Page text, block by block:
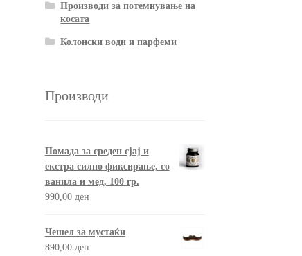
Производи за потемнување на
косата
Колонски води и парфеми
Производи
Помада за среден сјај и
екстра силно фиксирање, со
ванила и мед, 100 гр.
990,00 ден
Чешел за мустаќи
890,00 ден